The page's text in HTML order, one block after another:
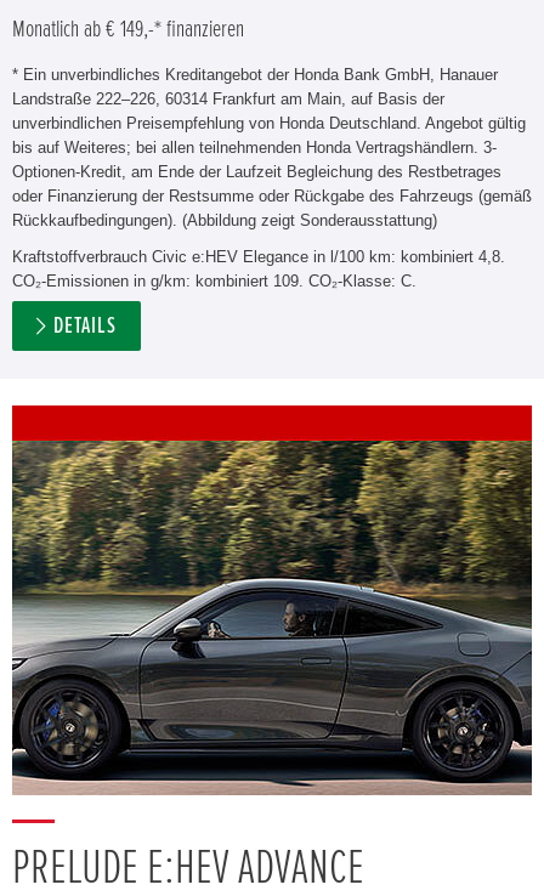
Monatlich ab € 149,-* finanzieren
* Ein unverbindliches Kreditangebot der Honda Bank GmbH, Hanauer
Landstraße 222–226, 60314 Frankfurt am Main, auf Basis der
unverbindlichen Preisempfehlung von Honda Deutschland. Angebot gültig
bis auf Weiteres; bei allen teilnehmenden Honda Vertragshändlern. 3-
Optionen-Kredit, am Ende der Laufzeit Begleichung des Restbetrages
oder Finanzierung der Restsumme oder Rückgabe des Fahrzeugs (gemäß
Rückkaufbedingungen). (Abbildung zeigt Sonderausstattung)
Kraftstoffverbrauch Civic e:HEV Elegance in l/100 km: kombiniert 4,8.
CO₂-Emissionen in g/km: kombiniert 109. CO₂-Klasse: C.
DETAILS
PRELUDE E:HEV ADVANCE